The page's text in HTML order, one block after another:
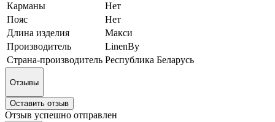
Карманы
Нет
Пояс
Нет
Длина изделия
Макси
Производитель
LinenBy
Страна-производитель Республика Беларусь
Отзывы
Оставить отзыв
Отзыв успешно отправлен